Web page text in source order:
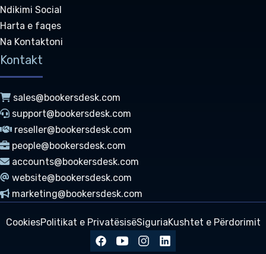
Ndikimi Social
Harta e faqes
Na Kontaktoni
Kontakt
sales@bookersdesk.com
support@bookersdesk.com
reseller@bookersdesk.com
people@bookersdesk.com
accounts@bookersdesk.com
website@bookersdesk.com
marketing@bookersdesk.com
CookiesPolitikat e PrivatësisëSiguriaKushtet e Përdorimit